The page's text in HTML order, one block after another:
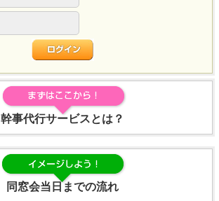
幹事代行サービスとは？
同窓会当日までの流れ